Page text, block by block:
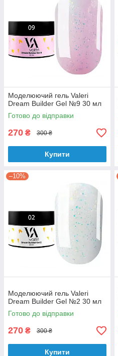
Моделюючий гель Valeri
Dream Builder Gel №9 30 мл
Готово до відправки
270 ₴ 300 ₴
Купити
–10%
Моделюючий гель Valeri
Dream Builder Gel №2 30 мл
Готово до відправки
270 ₴ 300 ₴
Купити